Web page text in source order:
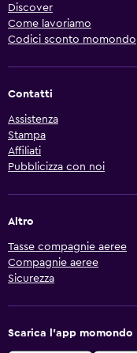
Discover
Come lavoriamo
Codici sconto momondo
Contatti
Assistenza
Stampa
Affiliati
Pubblicizza con noi
Altro
Tasse compagnie aeree
Compagnie aeree
Sicurezza
Scarica l'app momondo